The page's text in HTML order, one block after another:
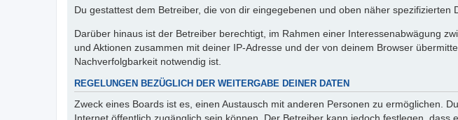
Du gestattest dem Betreiber, die von dir eingegebenen und oben näher
Darüber hinaus ist der Betreiber berechtigt, im Rahmen einer Interessenabwägung
und Aktionen zusammen mit deiner IP-Adresse und der von deinem Browser
Nachverfolgbarkeit notwendig ist.
REGELUNGEN BEZÜGLICH DER WEITERGABE DEINER DATEN
Zweck eines Boards ist es, einen Austausch mit anderen Personen zu ermöglichen.
Internet öffentlich zugänglich sein können. Der Betreiber kann jedoch festlegen,